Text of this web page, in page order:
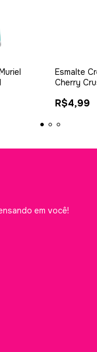
Esmalte
Cherry
R$4,99
em você!